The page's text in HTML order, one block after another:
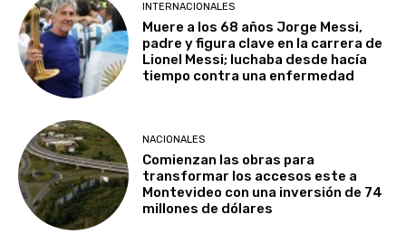
INTERNACIONALES
Muere a los 68 años Jorge Messi,
padre y figura clave en la carrera de
Lionel Messi; luchaba desde hacía
tiempo contra una enfermedad
NACIONALES
Comienzan las obras para
transformar los accesos este a
Montevideo con una inversión de 74
millones de dólares